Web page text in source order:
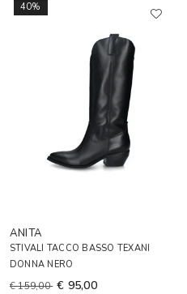
40%
ANITA
STIVALI TACCO BASSO TEXANI
DONNA NERO
€ 159,00 € 95,00